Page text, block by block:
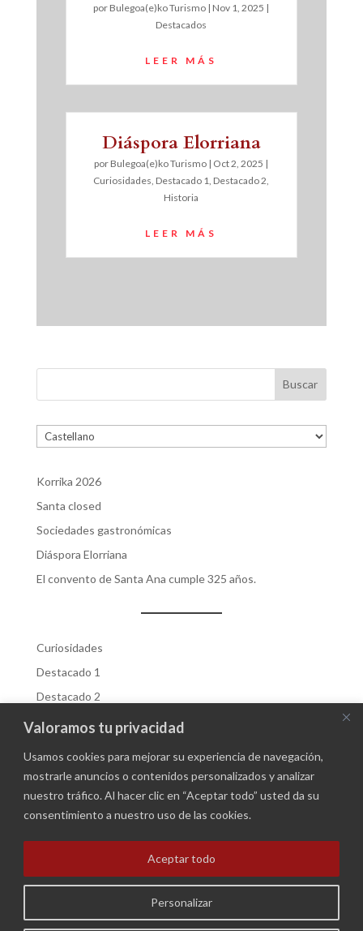
Valoramos tu privacidad
Usamos cookies para mejorar su experiencia de navegación,
mostrarle anuncios o contenidos personalizados y analizar
nuestro tráfico. Al hacer clic en “Aceptar todo” usted da su
consentimiento a nuestro uso de las cookies.
Personalizar
Aceptar todo
por Bulegoa(e)ko Turismo | Nov 1, 2025 |
Destacados
LEER MÁS
Diáspora Elorriana
por Bulegoa(e)ko Turismo | Oct 2, 2025 |
Curiosidades Destacado 1 Destacado 2
Historia
LEER MÁS
Buscar
Elegir
un
Korrika 2026
Santa closed
Sociedades gastronómicas
Diáspora Elorriana
El convento de Santa Ana cumple 325 años.
Curiosidades
Destacado 1
Destacado 2
Destacados
Historia
Política de Privacidad